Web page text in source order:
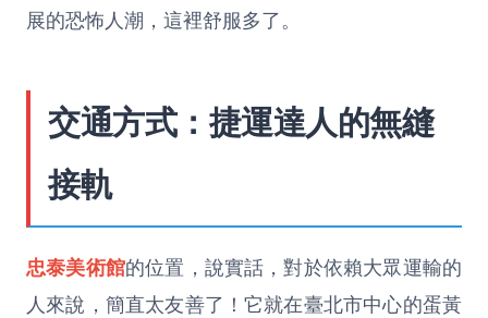
展的恐怖人潮，這裡舒服多了。
交通方式：捷運達人的無縫
接軌
忠泰美術館的位置，說實話，對於依賴大眾運輸的
人來說，簡直太友善了！它就在臺北市中心的蛋黃